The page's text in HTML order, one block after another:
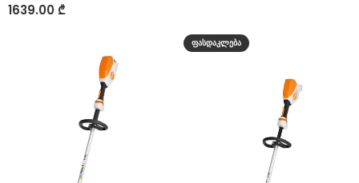
1639.00₾
ᲤᲐᲡᲓᲐᲙᲚᲔᲑᲐ